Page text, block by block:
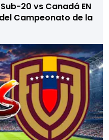
20 vs Canadá EN
Campeonato de la